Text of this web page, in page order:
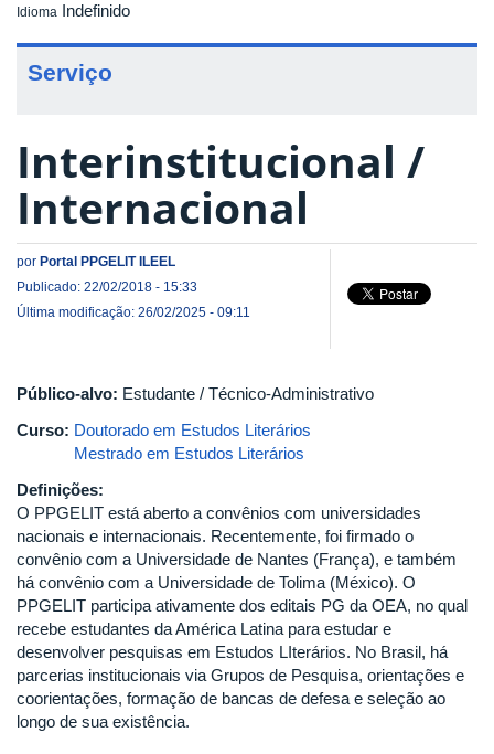
Idioma Indefinido
Serviço
Interinstitucional /
Internacional
por Portal PPGELIT ILEEL
Publicado: 22/02/2018 - 15:33
Última modificação: 26/02/2025 - 09:11
Público-alvo: Estudante / Técnico-Administrativo
Curso: Doutorado em Estudos Literários
Mestrado em Estudos Literários
Definições:
O PPGELIT está aberto a convênios com universidades
nacionais e internacionais. Recentemente, foi firmado o
convênio com a Universidade de Nantes (França), e também
há convênio com a Universidade de Tolima (México). O
PPGELIT participa ativamente dos editais PG da OEA, no qual
recebe estudantes da América Latina para estudar e
desenvolver pesquisas em Estudos LIterários. No Brasil, há
parcerias institucionais via Grupos de Pesquisa, orientações e
coorientações, formação de bancas de defesa e seleção ao
longo de sua existência.